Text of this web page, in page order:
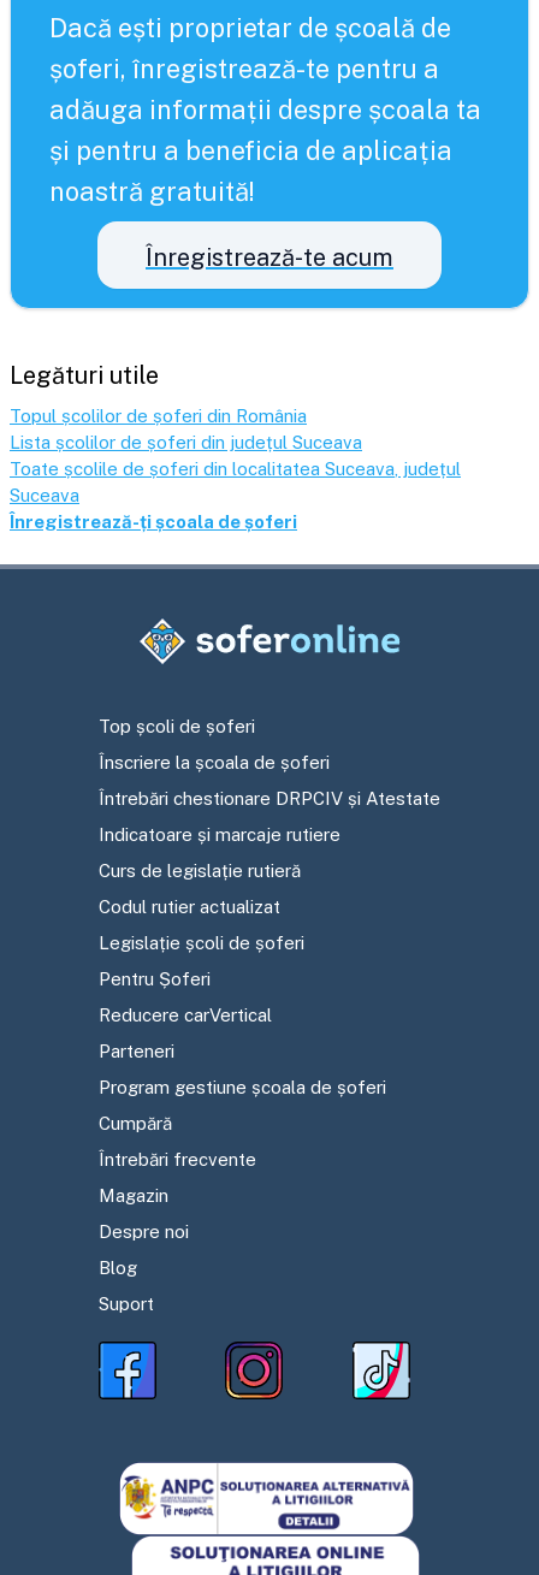
Dacă ești proprietar de școală de
șoferi, înregistrează-te pentru a
adăuga informații despre școala ta
și pentru a beneficia de aplicația
noastră gratuită!
Înregistrează-te acum
Legături utile
Topul școlilor de șoferi din România
Lista școlilor de șoferi din județul Suceava
Toate școlile de șoferi din localitatea Suceava , județul
Suceava
Înregistrează-ți școala de șoferi
Top școli de șoferi
Înscriere la școala de șoferi
Întrebări chestionare DRPCIV și Atestate
Indicatoare și marcaje rutiere
Curs de legislație rutieră
Codul rutier actualizat
Legislație școli de șoferi
Pentru Șoferi
Reducere carVertical
Parteneri
Program gestiune școala de șoferi
Cumpără
Întrebări frecvente
Magazin
Despre noi
Blog
Suport